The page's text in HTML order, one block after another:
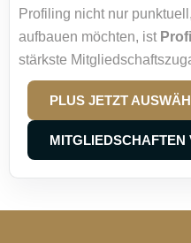
Profiling nicht nur
aufbauen möchten, ist
stärkste
PLUS JETZT
MITGLIEDSCHAFTEN